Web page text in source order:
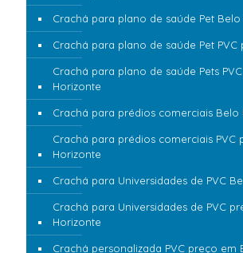
Crachá para plano de saúde Pet
Crachá para plano de saúde Pet PVC
Crachá para plano de saúde Pets
Horizonte
Crachá para prédios comerciais Belo
Crachá para prédios comerciais PVC
Horizonte
Crachá para Universidades de PVC
Crachá para Universidades de PVC
Horizonte
Crachá personalizada PVC preço em